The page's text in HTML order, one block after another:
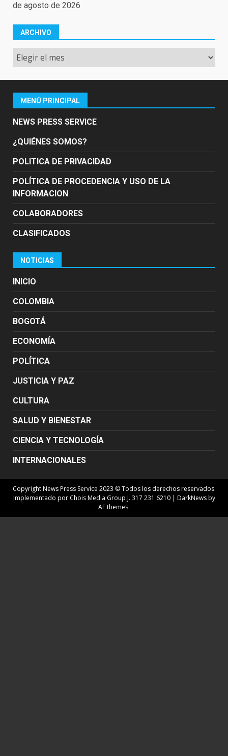
de agosto de 2026
ARCHIVO
Archivo
MENÚ PRINCIPAL
NEWS PRESS SERVICE
¿QUIÉNES SOMOS?
POLITICA DE PRIVACIDAD
POLÍTICA DE PROCEDENCIA Y USO DE LA
INFORMACION
COLABORADORES
CLASIFICADOS
NOTICIAS
INICIO
COLOMBIA
BOGOTÁ
ECONOMÍA
POLÍTICA
JUSTICIA Y PAZ
CULTURA
SALUD Y BIENESTAR
CIENCIA Y TECNOLOGÍA
INTERNACIONALES
Copyright News Press Service 2023 © Todos los derechos reservados.
Implementado por Chois Media Group J. 317 231 6210 | DarkNewsby
AF themes.